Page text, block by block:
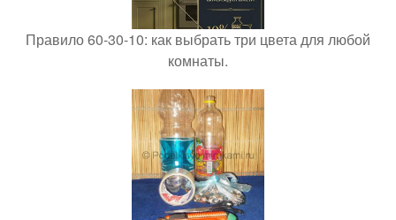
Правило 60-30-10: как выбрать три цвета для любой
комнаты.